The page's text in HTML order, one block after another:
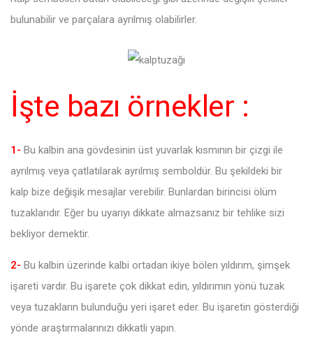
bulunabilir ve parçalara ayrılmış olabilirler.
İşte bazı örnekler :
1- Bu kalbin ana gövdesinin üst yuvarlak kısmının bir çizgi ile
ayrılmış veya çatlatılarak ayrılmış semboldür. Bu şekildeki bir
kalp bize değişik mesajlar verebilir. Bunlardan birincisi ölüm
tuzaklarıdır. Eğer bu uyarıyı dikkate almazsanız bir tehlike sizi
bekliyor demektir.
2- Bu kalbin üzerinde kalbi ortadan ikiye bölen yıldırım, şimşek
işareti vardır. Bu işarete çok dikkat edin, yıldırımın yönü tuzak
veya tuzakların bulunduğu yeri işaret eder. Bu işaretin gösterdiği
yönde araştırmalarınızı dikkatli yapın.